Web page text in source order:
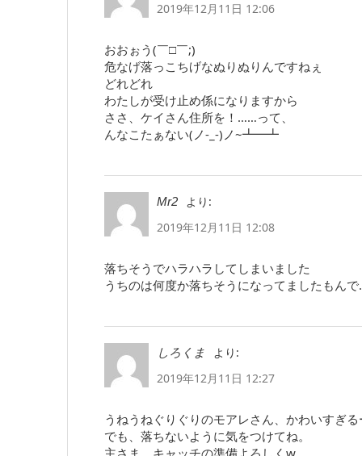
2019年12月11日 12:06
おおぉう(￣□￣;)
危なげ落っこちげなぬりぬりんですねぇ
どれどれ
わたしが受け止め係になりますから
ささ、ケイさん住所を！……って、
んなこたぁない(ノ-_-)ノ~┻━┻
Mr2
より:
2019年12月11日 12:08
落ちそうでハラハラしてしまいました
うちのは何度か落ちそうになってましたもん
しろくま
より:
2019年12月11日 12:27
うねうねぐりぐりのモアレさん、かわいす
でも、落ちないように気をつけてね。